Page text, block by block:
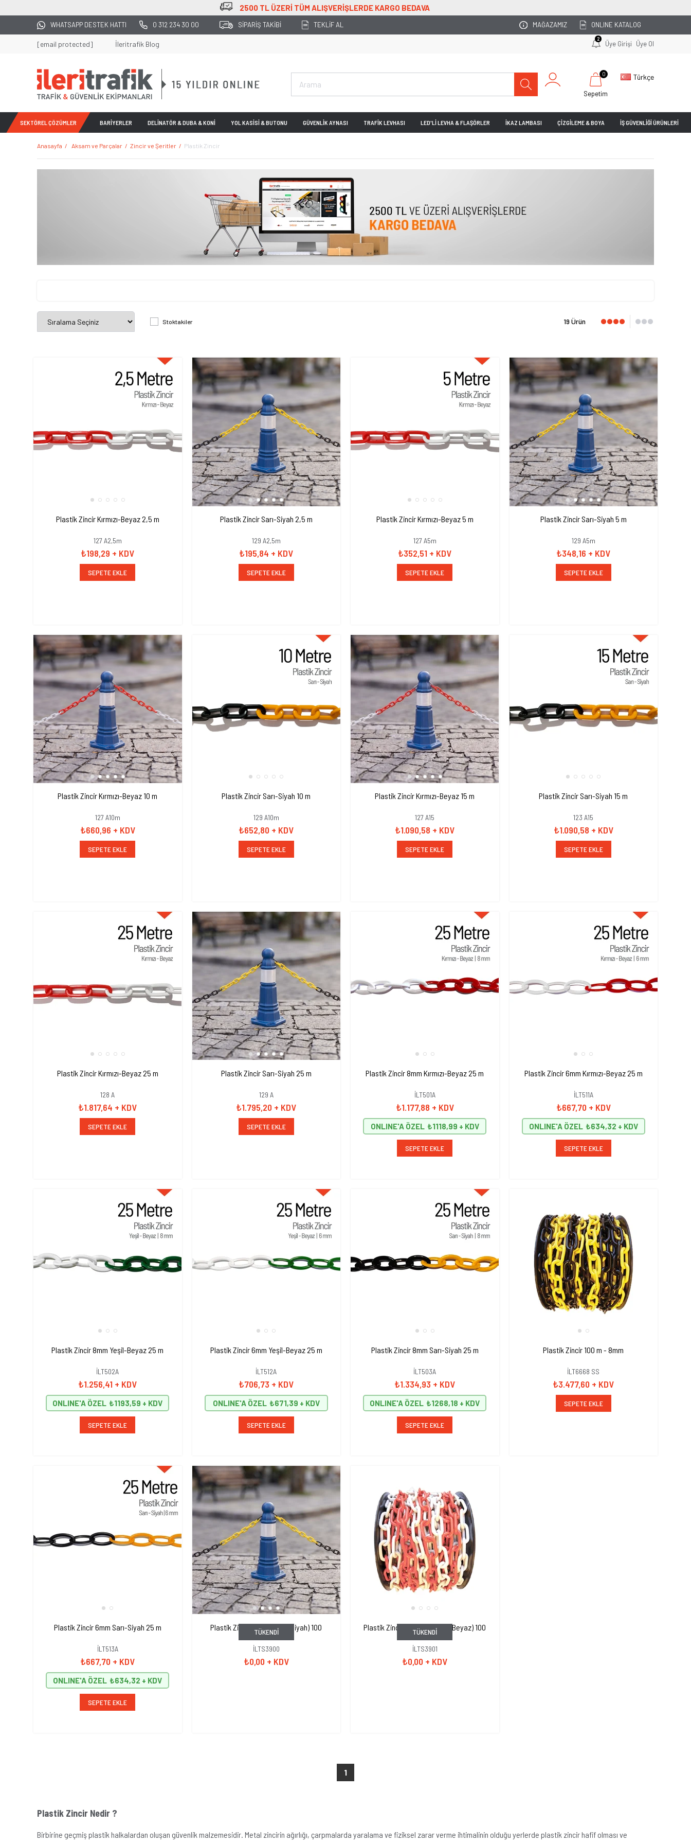
OTOPARKINIZI UZMAN EKİBİMİZ PLANLASIN!
WHATSAPP DESTEK HATTI 0 312 234 30 00 SİPARİŞ TAKİBİ TEKLİF AL MAĞAZAMIZ ONLINE KATALOG
[email protected] İleritrafik Blog
2
Üye Girişi Üye Ol
Türkçe
Sepetim
0
SEKTÖREL ÇÖZÜMLER BARİYERLER DELİNATÖR & DUBA & KONİ YOL KASİSİ & BUTONU GÜVENLİK AYNASI TRAFİK LEVHASI LED'Lİ LEVHA & FLAŞÖRLER İKAZ LAMBASI ÇİZGİLEME & BOYA İŞ GÜVENLİĞİ ÜRÜNLERİ
Anasayfa Aksam ve Parçalar Zincir ve Şeritler Plastik Zincir
Stoktakiler 19 Ürün
Plastik Zincir Kırmızı-Beyaz 2,5 m
127 A2,5m
₺198,29 + KDV
SEPETE EKLE
Plastik Zincir Sarı-Siyah 2,5 m
129 A2,5m
₺195,84 + KDV
SEPETE EKLE
Plastik Zincir Kırmızı-Beyaz 5 m
127 A5m
₺352,51 + KDV
SEPETE EKLE
Plastik Zincir Sarı-Siyah 5 m
129 A5m
₺348,16 + KDV
SEPETE EKLE
Plastik Zincir Kırmızı-Beyaz 10 m
127 A10m
₺660,96 + KDV
SEPETE EKLE
Plastik Zincir Sarı-Siyah 10 m
129 A10m
₺652,80 + KDV
SEPETE EKLE
Plastik Zincir Kırmızı-Beyaz 15 m
127 A15
₺1.090,58 + KDV
SEPETE EKLE
Plastik Zincir Sarı-Siyah 15 m
123 A15
₺1.090,58 + KDV
SEPETE EKLE
Plastik Zincir Kırmızı-Beyaz 25 m
128 A
₺1.817,64 + KDV
SEPETE EKLE
Plastik Zincir Sarı-Siyah 25 m
129 A
₺1.795,20 + KDV
SEPETE EKLE
Plastik Zincir 8mm Kırmızı-Beyaz 25 m
İLT501A
₺1.177,88 + KDV
ONLINE'A ÖZEL ₺1118,99
SEPETE EKLE
Plastik Zincir 6mm Kırmızı-Beyaz 25 m
İLT511A
₺667,70 + KDV
ONLINE'A ÖZEL ₺634,32
SEPETE EKLE
Plastik Zincir 8mm Yeşil-Beyaz 25 m
İLT502A
₺1.256,41 + KDV
ONLINE'A ÖZEL ₺1193,59
SEPETE EKLE
Plastik Zincir 6mm Yeşil-Beyaz 25 m
İLT512A
₺706,73 + KDV
ONLINE'A ÖZEL ₺671,39
SEPETE EKLE
Plastik Zincir 8mm Sarı-Siyah 25 m
İLT503A
₺1.334,93 + KDV
ONLINE'A ÖZEL ₺1268,18
SEPETE EKLE
Plastik Zincir 100 m - 8mm
İLT6668 SS
₺3.477,60 + KDV
SEPETE EKLE
Plastik Zincir 6mm Sarı-Siyah 25 m
İLT513A
₺667,70 + KDV
ONLINE'A ÖZEL ₺634,32
SEPETE EKLE
TÜKENDI
Plastik Zincir 8 mm (Sarı - Siyah) 100
metre
İLTS3900
₺0,00 + KDV
TÜKENDI
Plastik Zincir 8 mm (Kırmızı - Beyaz) 100
metre
İLTS3901
₺0,00 + KDV
1
Plastik Zincir Nedir ?
Birbirine geçmiş plastik halkalardan oluşan güvenlik malzemesidir. Metal zincirin ağırlığı, çarpmalarda yaralama ve fiziksel zarar verme ihtimalinin olduğu yerlerde plastik zincir hafif olması ve